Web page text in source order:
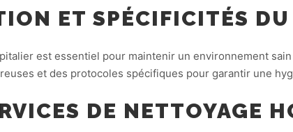
ET SPÉCIFICITÉS
est essentiel pour maintenir un environnement
et des protocoles spécifiques pour garantir une
DE NETTOYAGE